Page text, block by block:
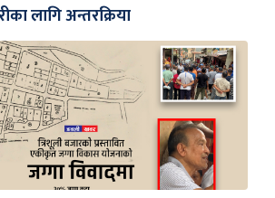
लागि अन्तरक्रिया